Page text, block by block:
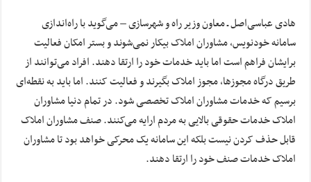
هادی عباسی‌اصل ـ معاون وزیر راه و شهرسازی – می‌گوید با راه‌اندازی
سامانه خودنویس، مشاوران املاک بیکار نمی‌شوند و بستر امکان فعالیت
برایشان فراهم است اما باید خدمات خود را ارتقا دهند. افراد می‌توانند از
طریق درگاه مجوزها، مجوز املاک بگیرند و فعالیت کنند. اما باید به نقطه‌ای
برسیم که خدمات مشاوران املاک تخصصی شود. در تمام دنیا مشاوران
املاک خدمات حقوقی بالایی به مردم ارایه می‌کنند. صنف مشاوران املاک
قابل حذف کردن نیست بلکه این سامانه یک محرکی خواهد بود تا مشاوران
املاک خدمات صنف خود را ارتقا دهند.